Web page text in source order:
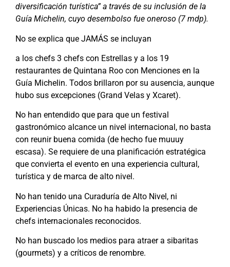
diversificación turística” a través de su inclusión de la
Guía Michelin, cuyo desembolso fue oneroso (7 mdp).
No se explica que JAMÁS se incluyan
a los chefs 3 chefs con Estrellas y a los 19
restaurantes de Quintana Roo con Menciones en la
Guía Michelin. Todos brillaron por su ausencia, aunque
hubo sus excepciones (Grand Velas y Xcaret).
No han entendido que para que un festival
gastronómico alcance un nivel internacional, no basta
con reunir buena comida (de hecho fue muuuy
escasa). Se requiere de una planificación estratégica
que convierta el evento en una experiencia cultural,
turística y de marca de alto nivel.
No han tenido una Curaduría de Alto Nivel, ni
Experiencias Únicas. No ha habido la presencia de
chefs internacionales reconocidos.
No han buscado los medios para atraer a sibaritas
(gourmets) y a críticos de renombre.